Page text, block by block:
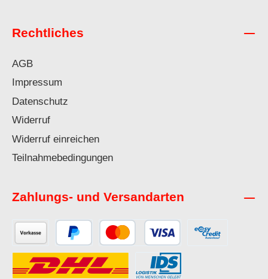
Rechtliches
AGB
Impressum
Datenschutz
Widerruf
Widerruf einreichen
Teilnahmebedingungen
Zahlungs- und Versandarten